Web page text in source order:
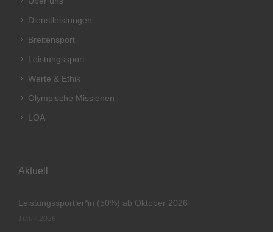
Dienstleistungen
Breitensport
Leistungssport
Werte & Ethik
Olympische Missionen
LOA
Aktuell
Leistungssportler*in (50%) ab Oktober 2026
10.07.2026